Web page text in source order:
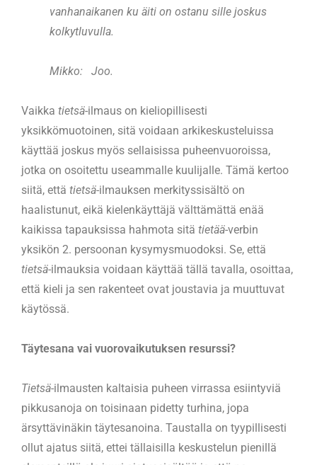
vanhanaikanen ku äiti on ostanu sille joskus
kolkytluvulla.
Mikko: Joo.
Vaikka tietsä-ilmaus on kieliopillisesti
yksikkömuotoinen, sitä voidaan arkikeskusteluissa
käyttää joskus myös sellaisissa puheenvuoroissa,
jotka on osoitettu useammalle kuulijalle. Tämä kertoo
siitä, että tietsä-ilmauksen merkityssisältö on
haalistunut, eikä kielenkäyttäjä välttämättä enää
kaikissa tapauksissa hahmota sitä tietää-verbin
yksikön 2. persoonan kysymysmuodoksi. Se, että
tietsä-ilmauksia voidaan käyttää tällä tavalla, osoittaa,
että kieli ja sen rakenteet ovat joustavia ja muuttuvat
käytössä.
Täytesana vai vuorovaikutuksen resurssi?
Tietsä-ilmausten kaltaisia puheen virrassa esiintyviä
pikkusanoja on toisinaan pidetty turhina, jopa
ärsyttävinäkin täytesanoina. Taustalla on tyypillisesti
ollut ajatus siitä, ettei tällaisilla keskustelun pienillä